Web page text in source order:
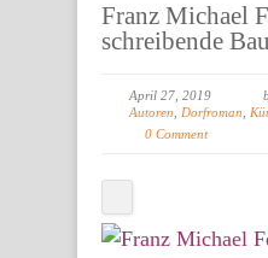
Franz Michael
schreibende
April 27, 2019
Autoren
Dorfroman
0 Comment